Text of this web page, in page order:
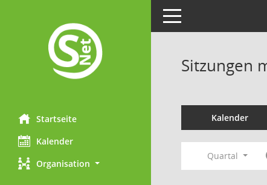
Startseite
Kalender
Organisation
Toggle navigation
Sitzungen
Kalender
Quartal